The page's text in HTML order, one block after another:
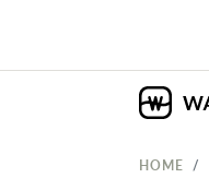
HOME